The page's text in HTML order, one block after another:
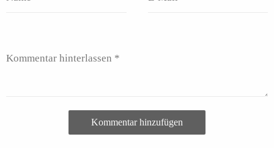
Kommentar hinzufügen